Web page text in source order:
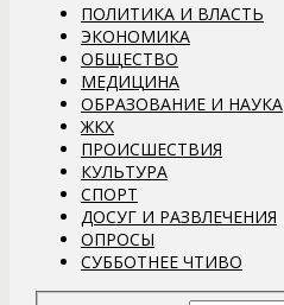
ПОЛИТИКА И ВЛАСТЬ
ЭКОНОМИКА
ОБЩЕСТВО
МЕДИЦИНА
ОБРАЗОВАНИЕ И НАУКА
ЖКХ
ПРОИСШЕСТВИЯ
КУЛЬТУРА
СПОРТ
ДОСУГ И РАЗВЛЕЧЕНИЯ
ОПРОСЫ
СУББОТНЕЕ ЧТИВО